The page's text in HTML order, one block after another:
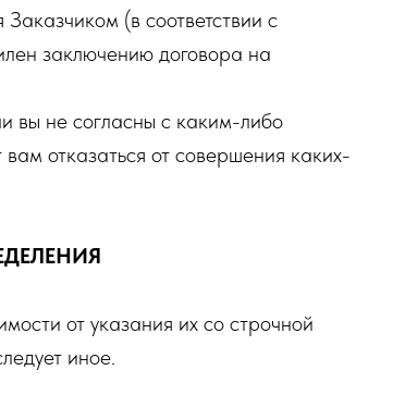
(в соответствии с
заключению договора на
вы не согласны с каким-либо
отказаться от совершения каких-
от указания их со строчной
иное.